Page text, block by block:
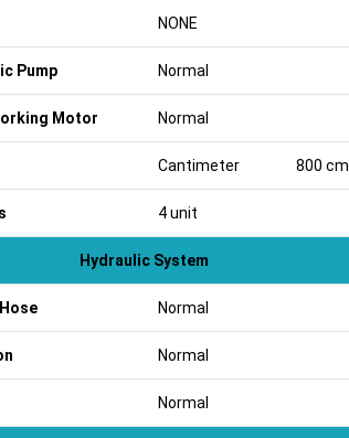
NONE
Pump Normal
Motor Normal
Cantimeter 800 cm.
4 unit
Hydraulic System
Normal
Normal
Normal